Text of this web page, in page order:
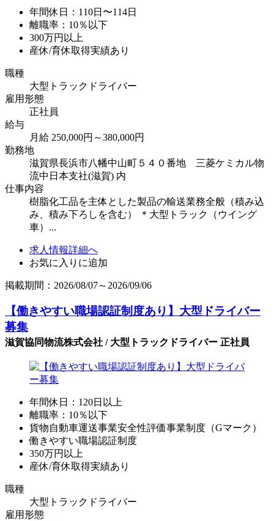
年間休日：110日〜114日
離職率：10％以下
300万円以上
産休/育休取得実績あり
職種
大型トラックドライバー
雇用形態
正社員
給与
月給 250,000円～380,000円
勤務地
滋賀県長浜市八幡中山町５４０番地 三菱ケミカル物
流中日本支社(滋賀) 内
仕事内容
樹脂化工品を主体とした製品の輸送業務全般（積み込
み、積み下ろしを含む） ＊大型トラック（ウイング
車）...
求人情報詳細へ
お気に入りに追加
掲載期間：2026/08/07～2026/09/06
【働きやすい職場認証制度あり】大型ドライバー
募集
滋賀協同物流株式会社 / 大型トラックドライバー 正社員
年間休日：120日以上
離職率：10％以下
貨物自動車運送事業安全性評価事業制度（Gマーク）
働きやすい職場認証制度
350万円以上
産休/育休取得実績あり
職種
大型トラックドライバー
雇用形態